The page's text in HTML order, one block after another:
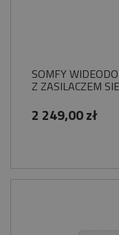
SOMFY
Z ZASILACZEM
2 249,00 zł